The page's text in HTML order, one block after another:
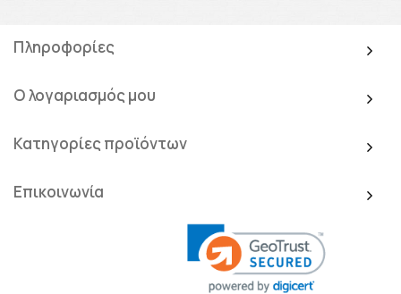
Πληροφορίες
Ο λογαριασμός μου
Κατηγορίες προϊόντων
Επικοινωνία